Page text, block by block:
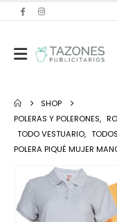
SHOP
POLERAS Y POLERONES,
TODO VESTUARIO, TODOS
POLERA PIQUÉ MUJER